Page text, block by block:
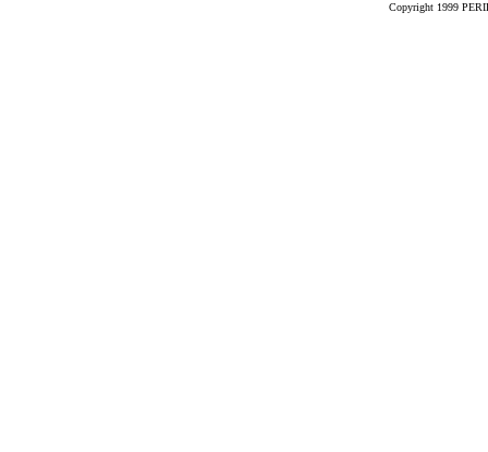
Copyright 1999